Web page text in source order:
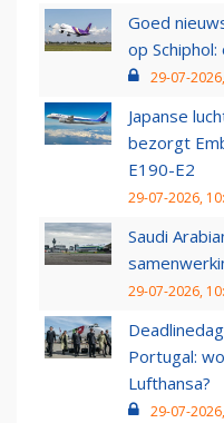
Goed
op
29-07-
Japanse
bezorgt
E190-E2
29-07-2026,
Saudi
29-07-2026,
Portugal:
Lufthansa?
29-07-